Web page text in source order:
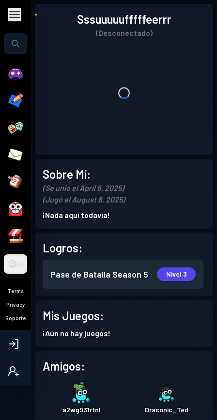
ES
Terms
Privacy
Soporte
Sssuuuuufffffeerrr
(Desconectado)
Sobre Mí:
(Se unió el April 8, 2025)
(Jugó el August 8, 2025)
¡Nada aquí todavía!
Logros:
Pase de Batalla Season 5 Nivel 3
Mis Juegos:
¡Aún no hay juegos!
Amigos:
a2wg931rtnl Draconic_Ted